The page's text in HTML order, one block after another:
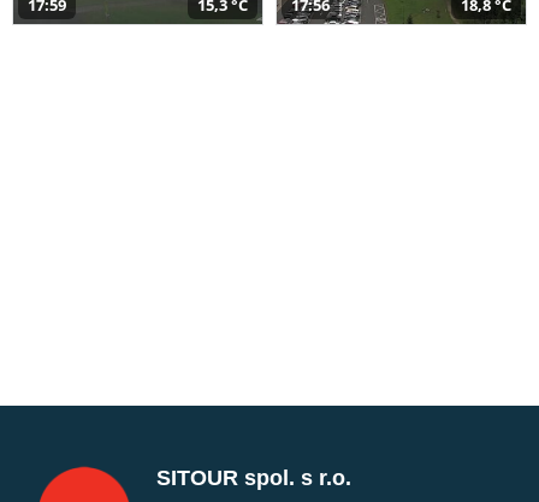
17:59 15,3 °C 17:56 18,8 °C
SITOUR spol. s r.o.